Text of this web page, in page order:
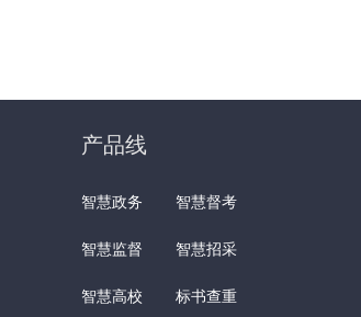
产品线
智慧政务
智慧监督
智慧高校
智慧督考
智慧招采
标书查重